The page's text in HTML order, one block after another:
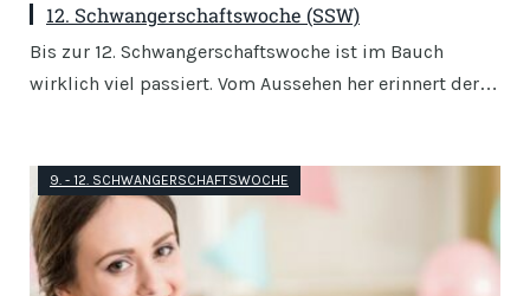
12. Schwangerschaftswoche (SSW)
Bis zur 12. Schwangerschaftswoche ist im Bauch
wirklich viel passiert. Vom Aussehen her erinnert der…
9. - 12. SCHWANGERSCHAFTSWOCHE